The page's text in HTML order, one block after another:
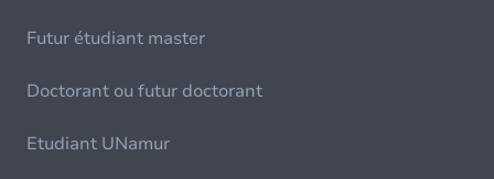
Futur étudiant master
Doctorant ou futur doctorant
Etudiant UNamur